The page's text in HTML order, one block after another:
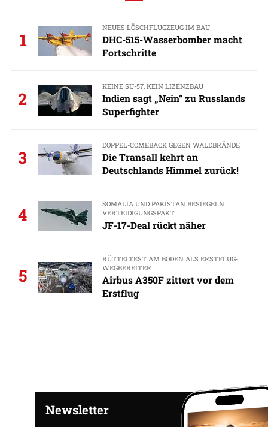
1
NEUES LÖSCHFLUGZEUG IM BAU
DHC-515-Wasserbomber macht
Fortschritte
2
KEINE SU-57, KEIN LIZENZBAU
Indien sagt „Nein“ zu Russlands
Superfighter
3
DOPPEL-COMEBACK GEGEN WALDBRÄNDE
Die Transall kehrt an
Deutschlands Himmel zurück!
4
SOMALIA UND PAKISTAN BESIEGELN
VERTEIDIGUNGSPAKT
JF-17-Deal rückt näher
5
RÜTTELTEST AM BODEN ALS ERSTFLUG-
WEGBEREITER
Airbus A350F zittert vor dem
Erstflug
Newsletter